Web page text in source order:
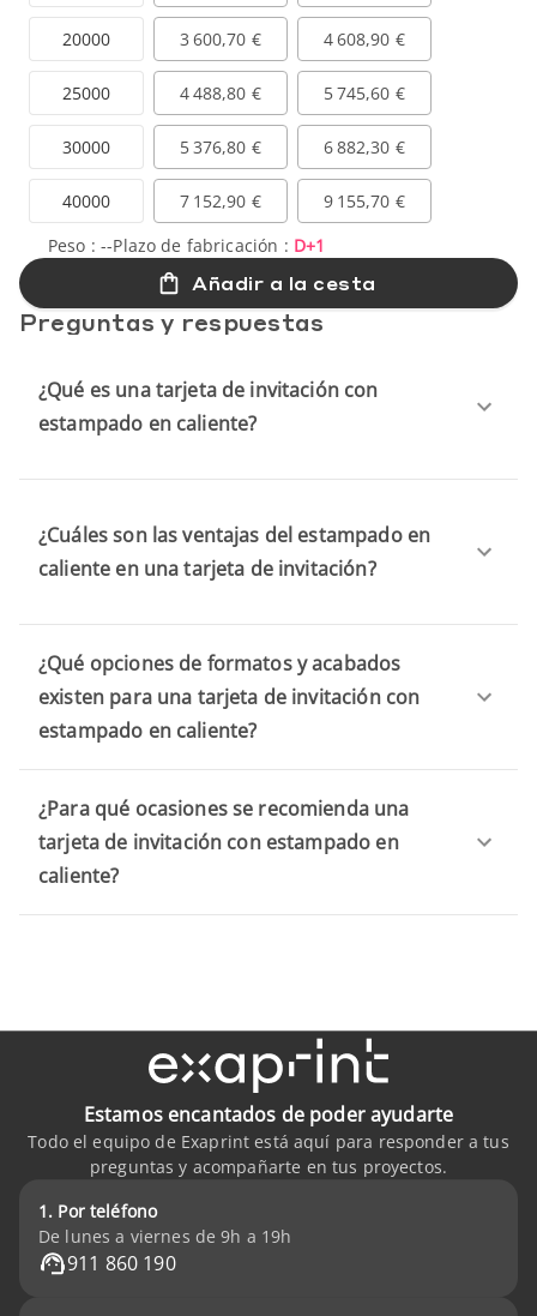
20000
25000
30000
40000
3 600,70 € 4 608,90 €
4 488,80 € 5 745,60 €
5 376,80 € 6 882,30 €
7 152,90 €
9 155,70 €
Peso :--Plazo de fabricación : D+1
Añadir a la cesta
Preguntas y respuestas
¿Qué es una tarjeta de invitación con
estampado en caliente?
¿Cuáles son las ventajas del estampado en
caliente en una tarjeta de invitación?
¿Qué opciones de formatos y acabados
existen para una tarjeta de invitación con
estampado en caliente?
¿Para qué ocasiones se recomienda una
tarjeta de invitación con estampado en
caliente?
Estamos encantados de poder ayudarte
Todo el equipo de Exaprint está aquí para responder a tus
preguntas y acompañarte en tus proyectos.
1. Por teléfono
De lunes a viernes de 9h a 19h
911 860 190